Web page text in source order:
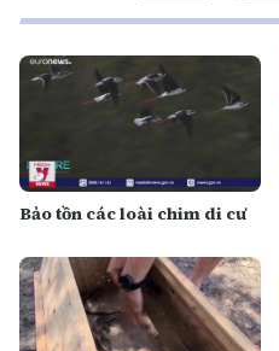
Bảo tồn các loài chim di cư